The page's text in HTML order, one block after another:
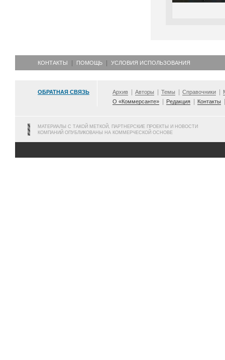
КОНТАКТЫ ПОМОЩЬ УСЛОВИЯ ИСПОЛЬЗОВАНИЯ
ОБРАТНАЯ СВЯЗЬ Архив Авторы Темы Справочники
О «Коммерсанте»
Редакция Контакты
МАТЕРИАЛЫ С ТАКОЙ МЕТКОЙ, ПАРТНЕРСКИЕ ПРОЕКТЫ И НОВОСТИ
КОМПАНИЙ ОПУБЛИКОВАНЫ НА КОММЕРЧЕСКОЙ ОСНОВЕ